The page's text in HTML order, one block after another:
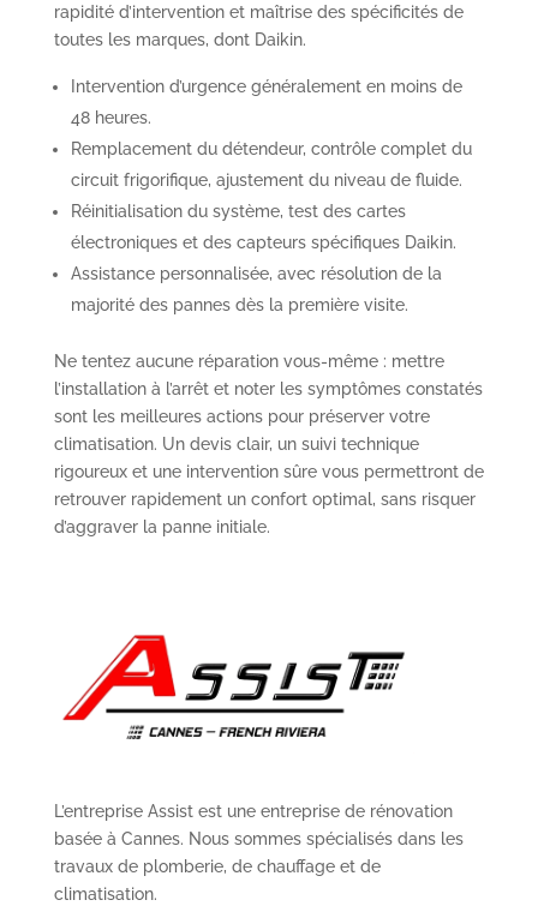
rapidité d’intervention et maîtrise des spécificités de
toutes les marques, dont Daikin.
Intervention d’urgence généralement en moins de
48 heures.
Remplacement du détendeur, contrôle complet du
circuit frigorifique, ajustement du niveau de fluide.
Réinitialisation du système, test des cartes
électroniques et des capteurs spécifiques Daikin.
Assistance personnalisée, avec résolution de la
majorité des pannes dès la première visite.
Ne tentez aucune réparation vous-même : mettre
l’installation à l’arrêt et noter les symptômes constatés
sont les meilleures actions pour préserver votre
climatisation. Un devis clair, un suivi technique
rigoureux et une intervention sûre vous permettront de
retrouver rapidement un confort optimal, sans risquer
d’aggraver la panne initiale.
L’entreprise Assist est une entreprise de rénovation
basée à Cannes. Nous sommes spécialisés dans les
travaux de plomberie, de chauffage et de
climatisation.